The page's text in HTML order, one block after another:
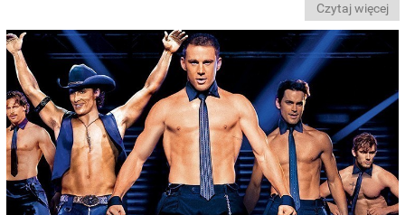
Czytaj więcej